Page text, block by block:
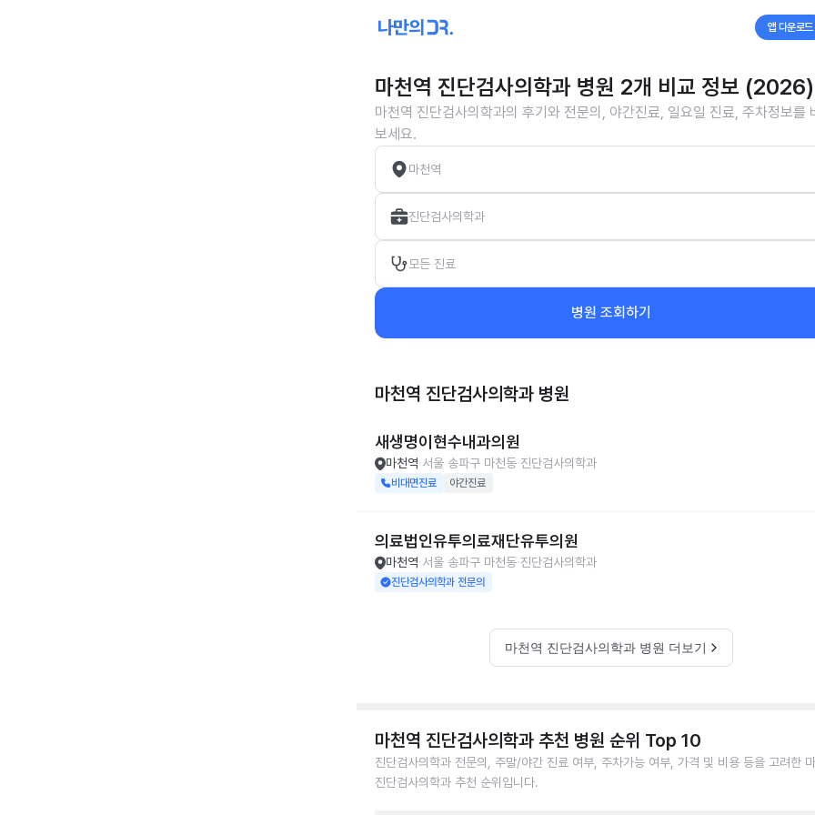
앱 다운로드
마천역 진단검사의학과 병원 2개 비교 정보 (2026)
마천역 진단검사의학과의 후기와 전문의, 야간진료, 일요일 진료, 주차정보를
보세요.
마천역
진단검사의학과
모든 진료
병원 조회하기
마천역 진단검사의학과 병원
새생명이현수내과의원
마천역 서울 송파구 마천동 진단검사의학과
비대면진료 야간진료
의료법인유투의료재단유투의원
마천역 서울 송파구 마천동 진단검사의학과
진단검사의학과 전문의
마천역 진단검사의학과 병원 더보기
마천역 진단검사의학과 추천 병원 순위 Top 10
진단검사의학과 전문의, 주말/야간 진료 여부, 주차가능 여부, 가격 및 비용 등을 고려한
진단검사의학과 추천 순위입니다.